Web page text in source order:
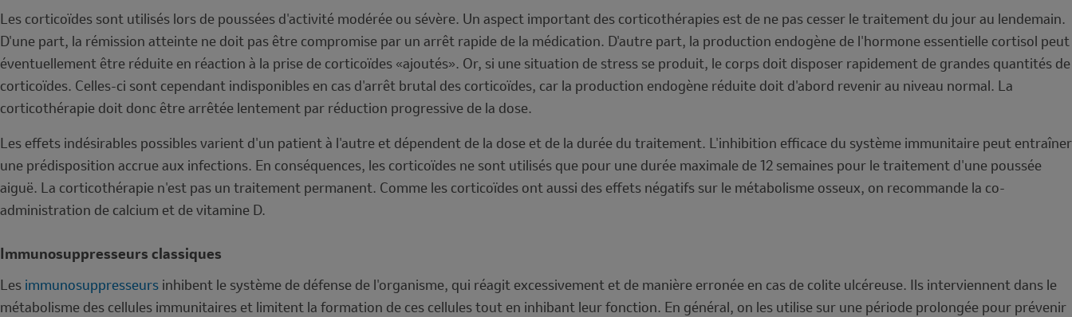
Les corticoïdes sont utilisés lors de poussées d'activité modérée ou sévère. Un aspect important des corticothérapies est de ne pas cesser le traitement du jour au lendemain.
D'une part, la rémission atteinte ne doit pas être compromise par un arrêt rapide de la médication. D'autre part, la production endogène de l'hormone essentielle cortisol peut
éventuellement être réduite en réaction à la prise de corticoïdes «ajoutés». Or, si une situation de stress se produit, le corps doit disposer rapidement de grandes quantités de
corticoïdes. Celles-ci sont cependant indisponibles en cas d'arrêt brutal des corticoïdes, car la production endogène réduite doit d'abord revenir au niveau normal. La
corticothérapie doit donc être arrêtée lentement par réduction progressive de la dose.
Les effets indésirables possibles varient d'un patient à l'autre et dépendent de la dose et de la durée du traitement. L'inhibition efficace du système immunitaire peut entraîner
une prédisposition accrue aux infections. En conséquences, les corticoïdes ne sont utilisés que pour une durée maximale de 12 semaines pour le traitement d'une poussée
aiguë. La corticothérapie n'est pas un traitement permanent. Comme les corticoïdes ont aussi des effets négatifs sur le métabolisme osseux, on recommande la co-
administration de calcium et de vitamine D.
Immunosuppresseurs classiques
Les immunosuppresseurs inhibent le système de défense de l'organisme, qui réagit excessivement et de manière erronée en cas de colite ulcéreuse. Ils interviennent dans le
métabolisme des cellules immunitaires et limitent la formation de ces cellules tout en inhibant leur fonction. En général, on les utilise sur une période prolongée pour prévenir